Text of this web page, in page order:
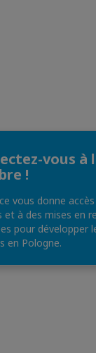
vous à
!
vous donne
et à des mises en
pour développer
en Pologne.